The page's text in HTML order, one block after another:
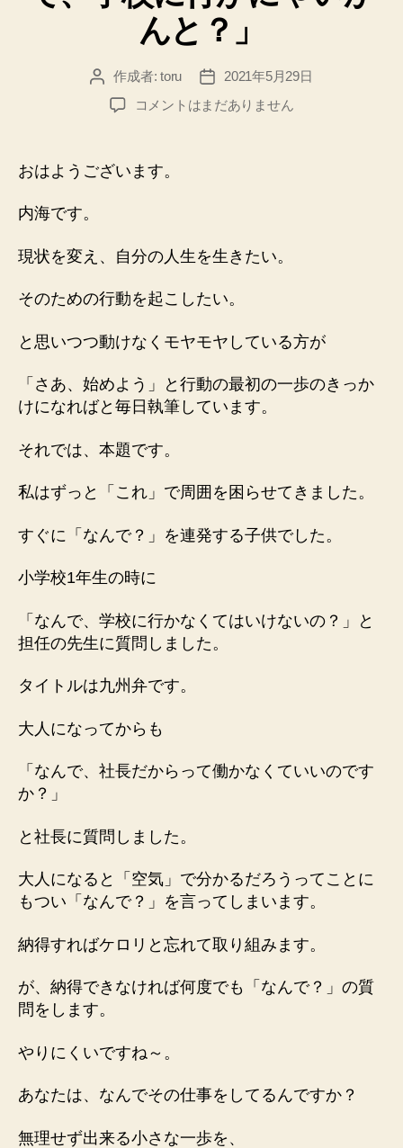
んと？」
投
稿
作成者:toru
投
稿
日
2021年5月29日
２
１
０
「な
で、
校
行
か
ゃ
い
ん
へ
コメントはまだありません
おはようございます。
内海です。
現状を変え、自分の人生を生きたい。
そのための行動を起こしたい。
と思いつつ動けなくモヤモヤしている方が
「さあ、始めよう」と行動の最初の一歩のきっか
けになればと毎日執筆しています。
それでは、本題です。
私はずっと「これ」で周囲を困らせてきました。
すぐに「なんで？」を連発する子供でした。
小学校1年生の時に
「なんで、学校に行かなくてはいけないの？」と
担任の先生に質問しました。
タイトルは九州弁です。
大人になってからも
「なんで、社長だからって働かなくていいのです
か？」
と社長に質問しました。
大人になると「空気」で分かるだろうってことに
もつい「なんで？」を言ってしまいます。
納得すればケロリと忘れて取り組みます。
が、納得できなければ何度でも「なんで？」の質
問をします。
やりにくいですね～。
あなたは、なんでその仕事をしてるんですか？
無理せず出来る小さな一歩を、